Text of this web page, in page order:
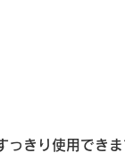
きり使用できま